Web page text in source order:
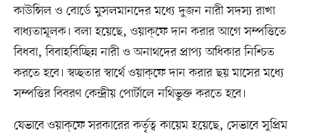
কাউন্সিল ও বোর্ডে মুসলমানদের মধ্যে দুজন নারী সদস্য রাখা
বাধ্যতামূলক। বলা হয়েছে, ওয়াক্‌ফে দান করার আগে সম্পত্তিতে
বিধবা, বিবাহবিচ্ছিন্ন নারী ও অনাথদের প্রাপ্য অধিকার নিশ্চিত
করতে হবে। স্বচ্ছতার স্বার্থে ওয়াক্‌ফে দান করার ছয় মাসের মধ্যে
সম্পত্তির বিবরণ কেন্দ্রীয় পোর্টালে নথিভুক্ত করতে হবে।
যেভাবে ওয়াক্‌ফে সরকারের কর্তৃত্ব কায়েম হয়েছে, সেভাবে সুপ্রিম